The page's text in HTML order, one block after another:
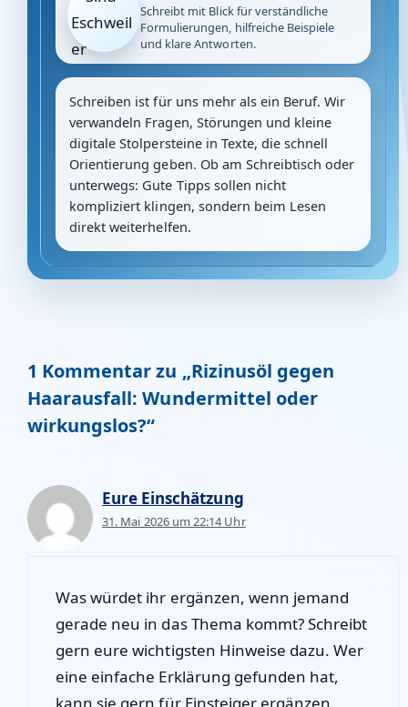
Schreibt mit Blick für verständliche
Formulierungen, hilfreiche Beispiele
und klare Antworten.
Schreiben ist für uns mehr als ein Beruf. Wir
verwandeln Fragen, Störungen und kleine
digitale Stolpersteine in Texte, die schnell
Orientierung geben. Ob am Schreibtisch oder
unterwegs: Gute Tipps sollen nicht
kompliziert klingen, sondern beim Lesen
direkt weiterhelfen.
1 Kommentar zu „Rizinusöl gegen
Haarausfall: Wundermittel oder
wirkungslos?“
Eure Einschätzung
31. Mai 2026 um 22:14 Uhr
Was würdet ihr ergänzen, wenn jemand
gerade neu in das Thema kommt? Schreibt
gern eure wichtigsten Hinweise dazu. Wer
eine einfache Erklärung gefunden hat,
kann sie gern für Einsteiger ergänzen.